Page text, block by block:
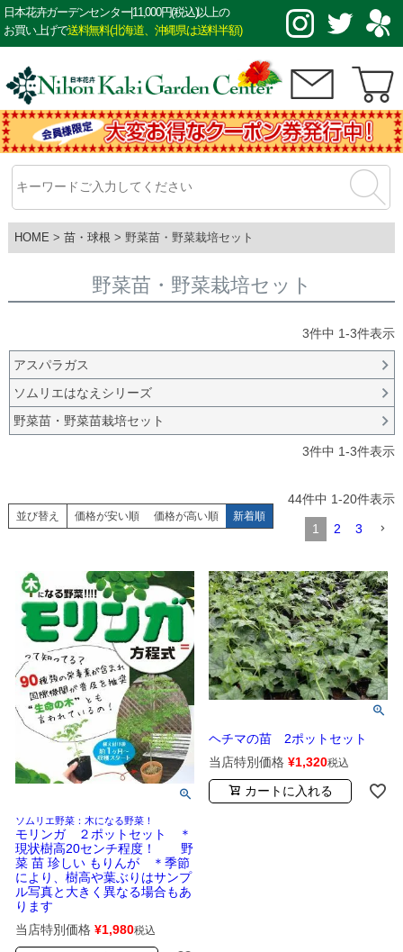
日本花卉ガーデンセンター|11,000円(税込)以上の
お買い上げで送料無料(北海道、沖縄県は送料半額)
HOME 苗・球根 野菜苗・野菜栽培セット
野菜苗・野菜栽培セット
3件中 1-3件表示
アスパラガス
ソムリエはなえシリーズ
野菜苗・野菜苗栽培セット
3件中 1-3件表示
並び替え 価格が安い順 価格が高い順 新着順
44件中 1-20件表示
1 2 3
ソムリエ野菜：木になる野菜！
モリンガ ２ポットセット ＊
現状樹高20センチ程度！ 野
菜 苗 珍しい もりんが ＊季節
により、樹高や葉ぶりはサンプ
ル写真と大きく異なる場合もあ
ります
当店特別価格 ¥1,980税込
ヘチマの苗 2ポットセット
当店特別価格 ¥1,320税込
カートに入れる